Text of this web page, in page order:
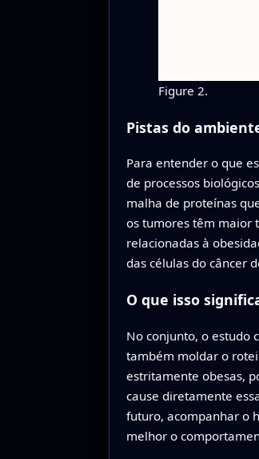
Figure 2.
Pistas do
Para entender o que
de processos
malha de proteínas
os tumores têm maior
relacionadas à
das células do câncer
O que isso
No conjunto, o estudo
também moldar o
estritamente obesas,
cause diretamente
futuro, acompanhar o
melhor o